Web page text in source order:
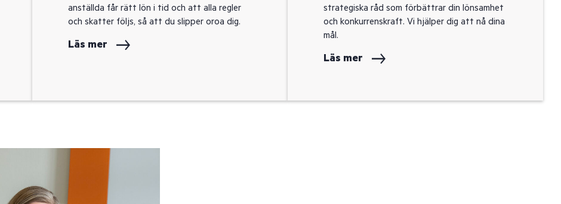
anställda får rätt lön i tid och att alla regler
och skatter följs, så att du slipper oroa dig.
Läs mer
strategiska råd som förbättrar din lönsamhet
och konkurrenskraft. Vi hjälper dig att nå dina
mål.
Läs mer